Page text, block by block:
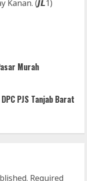
Kanan. (𝙅𝙇1)
Murah
PJS Tanjab Barat
Required